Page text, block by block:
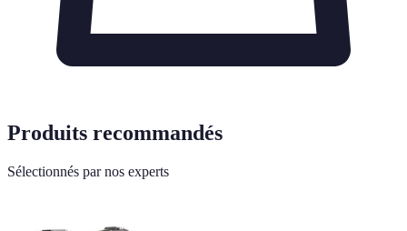
Produits recommandés
Sélectionnés par nos experts